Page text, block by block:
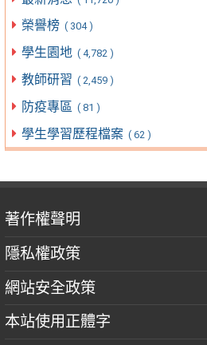
榮譽榜 ( 304 )
學生園地 ( 4,782 )
教師研習 ( 2,459 )
防疫專區 ( 81 )
學生學習歷程檔案 ( 62 )
著作權聲明
隱私權政策
網站安全政策
本站使用正體字